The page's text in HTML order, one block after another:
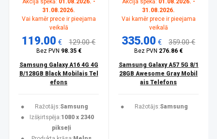
Akcija spēkā: 01.08.2026. -
31.08.2026.
Vai kamēr prece ir pieejama
veikalā
119.00 € 129.00 €
Bez PVN 98.35 €
Samsung Galaxy A16 4G 4G
B/128GB Black Mobilais Tel
efons
Ražotājs:Samsung
Izšķirtspēja:1080 x 2340
pikseļi
Akcija spēkā: 01.08.2026. -
31.08.2026.
Vai kamēr prece ir pieejama
veikalā
335.00 € 359.00 €
Bez PVN 276.86 €
Samsung Galaxy A57 5G 8/1
28GB Awesome Gray Mobil
ais Telefons
Ražotājs:Samsung